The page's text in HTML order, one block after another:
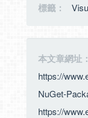
標籤：
本文章網址：
https://
NuGet-
https://